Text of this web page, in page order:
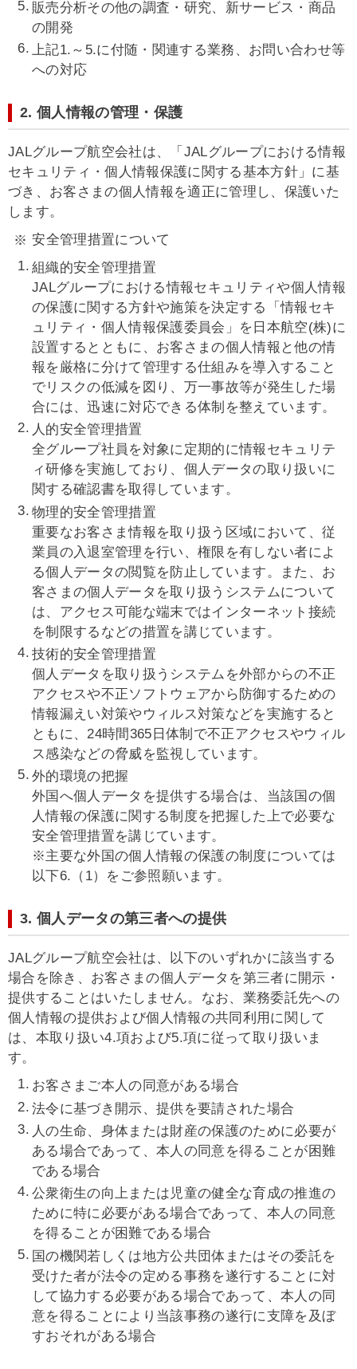
販売分析その他の調査・研究、新サービス・商品
の開発
上記1.～5.に付随・関連する業務、お問い合わせ等
への対応
2. 個人情報の管理・保護
JALグループ航空会社は、「JALグループにおける情報
セキュリティ・個人情報保護に関する基本方針」に基
づき、お客さまの個人情報を適正に管理し、保護いた
します。
安全管理措置について
組織的安全管理措置
JALグループにおける情報セキュリティや個人情報
の保護に関する方針や施策を決定する「情報セキ
ュリティ・個人情報保護委員会」を日本航空(株)に
設置するとともに、お客さまの個人情報と他の情
報を厳格に分けて管理する仕組みを導入すること
でリスクの低減を図り、万一事故等が発生した場
合には、迅速に対応できる体制を整えています。
人的安全管理措置
全グループ社員を対象に定期的に情報セキュリテ
ィ研修を実施しており、個人データの取り扱いに
関する確認書を取得しています。
物理的安全管理措置
重要なお客さま情報を取り扱う区域において、従
業員の入退室管理を行い、権限を有しない者によ
る個人データの閲覧を防止しています。また、お
客さまの個人データを取り扱うシステムについて
は、アクセス可能な端末ではインターネット接続
を制限するなどの措置を講じています。
技術的安全管理措置
個人データを取り扱うシステムを外部からの不正
アクセスや不正ソフトウェアから防御するための
情報漏えい対策やウィルス対策などを実施すると
ともに、24時間365日体制で不正アクセスやウィル
ス感染などの脅威を監視しています。
外的環境の把握
外国へ個人データを提供する場合は、当該国の個
人情報の保護に関する制度を把握した上で必要な
安全管理措置を講じています。
※主要な外国の個人情報の保護の制度については
以下6.（1）をご参照願います。
3. 個人データの第三者への提供
JALグループ航空会社は、以下のいずれかに該当する
場合を除き、お客さまの個人データを第三者に開示・
提供することはいたしません。なお、業務委託先への
個人情報の提供および個人情報の共同利用に関して
は、本取り扱い4.項および5.項に従って取り扱いま
す。
お客さまご本人の同意がある場合
法令に基づき開示、提供を要請された場合
人の生命、身体または財産の保護のために必要が
ある場合であって、本人の同意を得ることが困難
である場合
公衆衛生の向上または児童の健全な育成の推進の
ために特に必要がある場合であって、本人の同意
を得ることが困難である場合
国の機関若しくは地方公共団体またはその委託を
受けた者が法令の定める事務を遂行することに対
して協力する必要がある場合であって、本人の同
意を得ることにより当該事務の遂行に支障を及ぼ
すおそれがある場合